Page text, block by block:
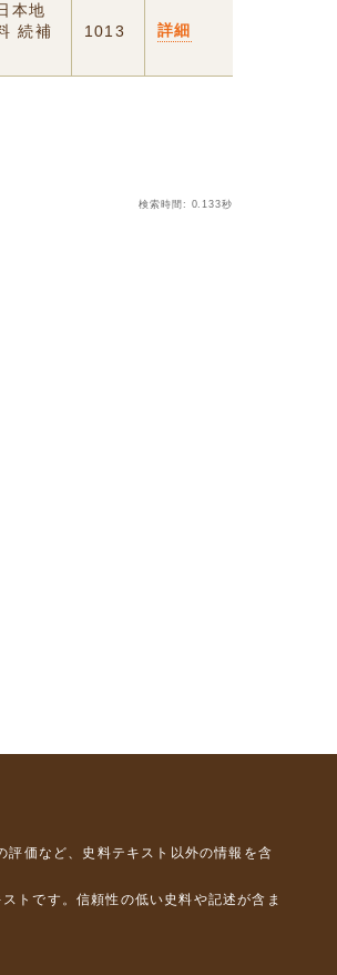
本地
続補
1013 詳細
検索時間: 0.133秒
評価など、史料テキスト以外の情報を含
トです。信頼性の低い史料や記述が含ま